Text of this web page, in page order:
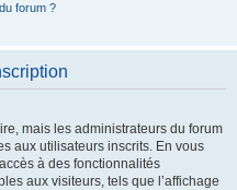
forum ?
mais les administrateurs du forum
aux utilisateurs inscrits. En vous
à des fonctionnalités
aux visiteurs, tels que l’affichage